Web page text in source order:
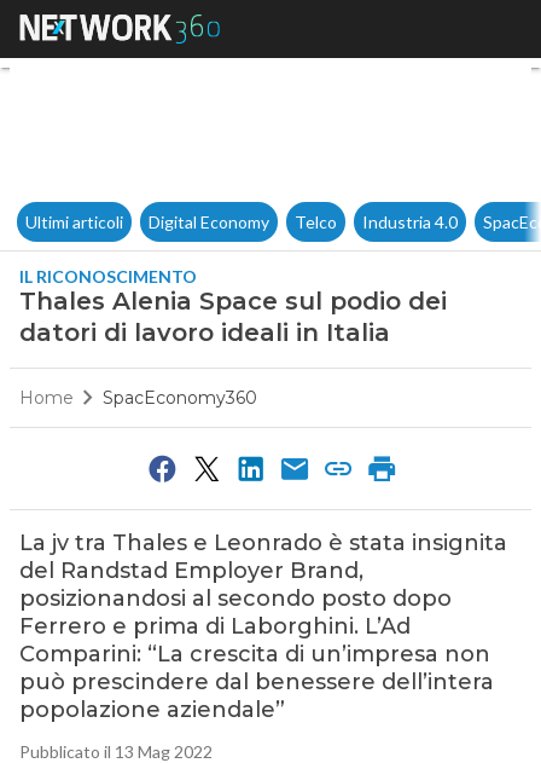
Thales Alenia Space sul
Ultimi articoli Digital Economy Telco Industria 4.0
IL RICONOSCIMENTO
Thales Alenia Space sul podio dei
datori di lavoro ideali in Italia
Home SpacEconomy360
La jv tra Thales e Leonrado è stata insignita
del Randstad Employer Brand,
posizionandosi al secondo posto dopo
Ferrero e prima di Laborghini. L’Ad
Comparini: “La crescita di un’impresa non
può prescindere dal benessere dell’intera
popolazione aziendale”
Pubblicato il 13 Mag 2022